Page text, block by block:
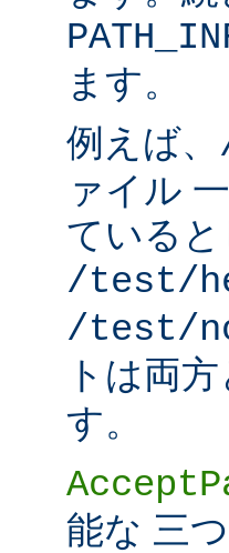
ます。
例えば、
ァイル
ている
/test/
/test/
トは両方
す。
能な 三